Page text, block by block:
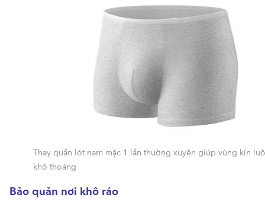
Thay quần lót nam mặc 1 lần thường xuyên giúp vùng kín
khô thoáng
Bảo quản nơi khô ráo